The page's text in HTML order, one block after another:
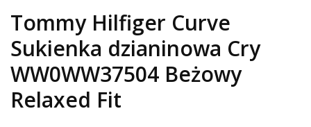
Tommy Hilfiger Curve
Sukienka dzianinowa Cry
WW0WW37504 Beżowy
Relaxed Fit